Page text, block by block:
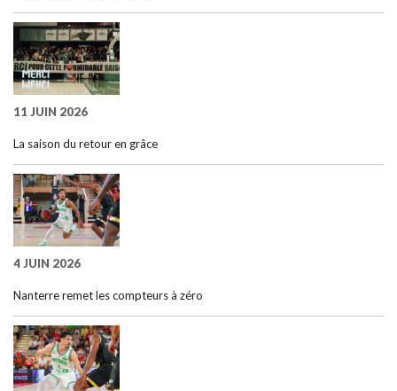
11 JUIN 2026
La saison du retour en grâce
4 JUIN 2026
Nanterre remet les compteurs à zéro